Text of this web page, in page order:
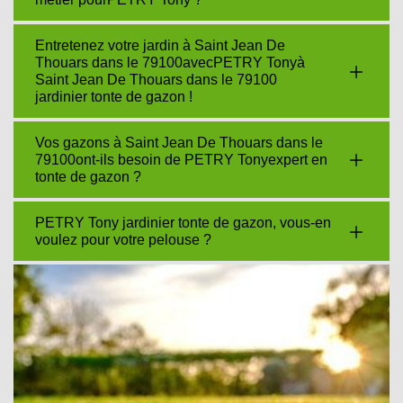
Entretenez votre jardin à Saint Jean De
Thouars dans le 79100avecPETRY Tonyà
Saint Jean De Thouars dans le 79100
jardinier tonte de gazon !
Vos gazons à Saint Jean De Thouars dans le
79100ont-ils besoin de PETRY Tonyexpert en
tonte de gazon ?
PETRY Tony jardinier tonte de gazon, vous-en
voulez pour votre pelouse ?